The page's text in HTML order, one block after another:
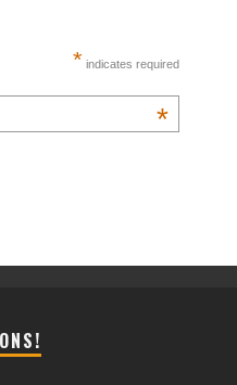
* indicates required
*